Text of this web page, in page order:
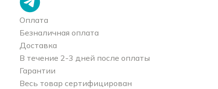
Оплата
Безналичная оплата
Доставка
В течение 2-3 дней после оплаты
Гарантии
Весь товар сертифицирован